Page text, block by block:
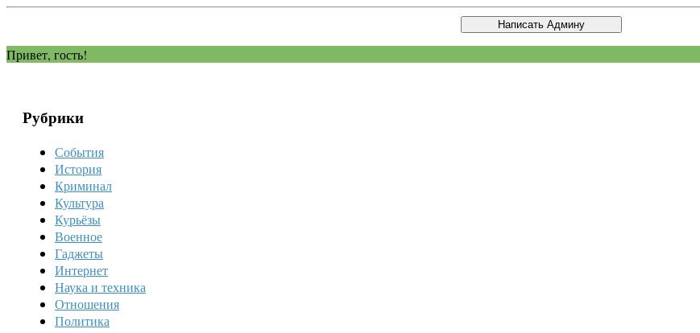
Привет, гость!
Рубрики
События
История
Криминал
Культура
Курьёзы
Военное
Гаджеты
Интернет
Наука и техника
Отношения
Политика